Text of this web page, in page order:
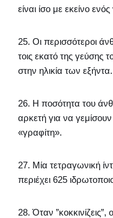
είναι ίσο με εκείνο
25. Οι περισσότεροι
τοις εκατό της γεύσης
στην ηλικία των εξήντα.
26. Η ποσότητα του
αρκετή για να
«γραφίτη».
27. Μία τετραγωνική
περιέχει 625
28. Όταν